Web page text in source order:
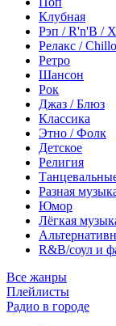
Клубная
Рэп / R'n'B /
Релакс /
Ретро
Шансон
Рок
Джаз / Блюз
Классика
Этно / Фолк
Детское
Религия
Разная
Юмор
Лёгкая
R&B/cоул и
Все жанры
Плейлисты
Радио в городе